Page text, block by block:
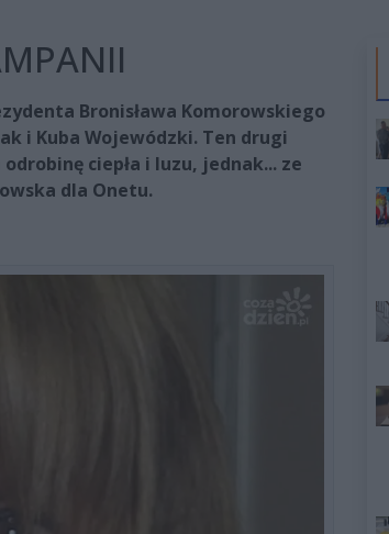
Bronisława Komorowskiego
i Kuba Wojewódzki. Ten drugi
ciepła i luzu, jednak... ze
dla Onetu.